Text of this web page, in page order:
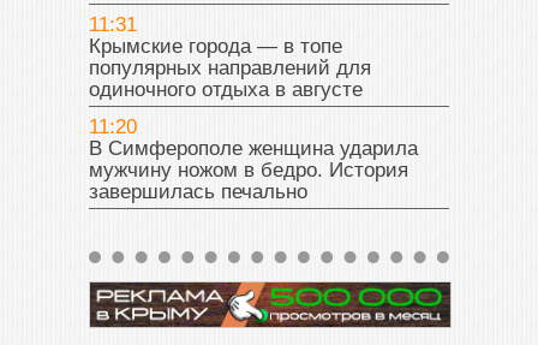
11:31
Крымские города — в топе
популярных направлений для
одиночного отдыха в августе
11:20
В Симферополе женщина ударила
мужчину ножом в бедро. История
завершилась печально